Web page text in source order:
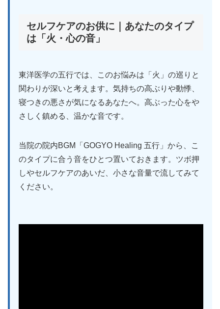
セルフケアのお供に｜あなたのタイプ
は「火・心の音」
東洋医学の五行では、このお悩みは「火」の巡りと
関わりが深いと考えます。気持ちの高ぶりや動悸、
寝つきの悪さが気になるあなたへ。高ぶった心をや
さしく鎮める、温かな音です。
当院の院内BGM「GOGYO Healing 五行」から、こ
のタイプに合う音をひとつ置いておきます。ツボ押
しやセルフケアのあいだ、小さな音量で流してみて
ください。